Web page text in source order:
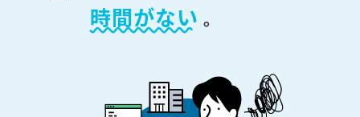
時間がない 。